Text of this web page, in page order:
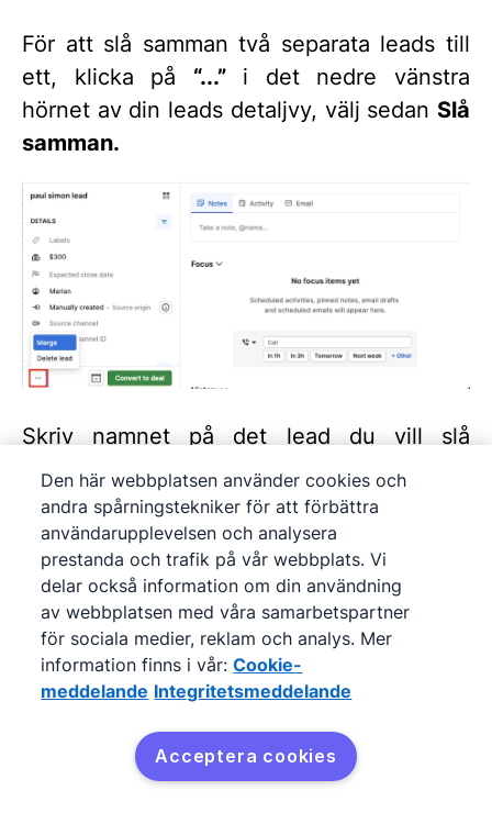
För att slå samman två separata leads till
ett, klicka på “...”i det nedre vänstra
hörnet av din leads detaljvy, välj sedan Slå
samman.
Skriv namnet på det lead du vill slå
samman i rutan.
Den här webbplatsen använder cookies och
andra spårningstekniker för att förbättra
användarupplevelsen och analysera
prestanda och trafik på vår webbplats. Vi
delar också information om din användning
av webbplatsen med våra samarbetspartner
för sociala medier, reklam och analys. Mer
information finns i vår: Cookie-
meddelande Integritetsmeddelande
Acceptera cookies